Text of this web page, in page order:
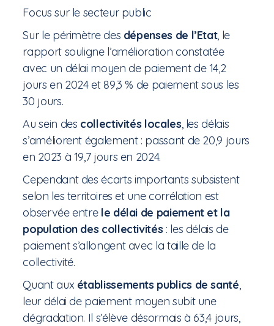
Focus sur le secteur public
Sur le périmètre des dépenses de l’Etat, le
rapport souligne l’amélioration constatée
avec un délai moyen de paiement de 14,2
jours en 2024 et 89,3 % de paiement sous les
30 jours.
Au sein des collectivités locales , les délais
s’améliorent également : passant de 20,9 jours
en 2023 à 19,7 jours en 2024.
Cependant des écarts importants subsistent
selon les territoires et une corrélation est
observée entre le délai de paiement et la
population des collectivités : les délais de
paiement s’allongent avec la taille de la
collectivité.
Quant aux établissements publics de santé
leur délai de paiement moyen subit une
dégradation. Il s’élève désormais à 63,4 jours,